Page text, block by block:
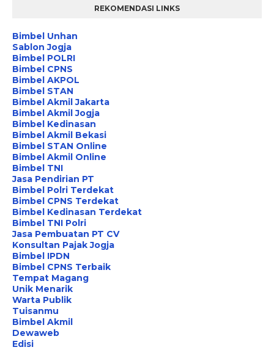
REKOMENDASI LINKS
Bimbel Unhan
Sablon Jogja
Bimbel POLRI
Bimbel CPNS
Bimbel AKPOL
Bimbel STAN
Bimbel Akmil Jakarta
Bimbel Akmil Jogja
Bimbel Kedinasan
Bimbel Akmil Bekasi
Bimbel STAN Online
Bimbel Akmil Online
Bimbel TNI
Jasa Pendirian PT
Bimbel Polri Terdekat
Bimbel CPNS Terdekat
Bimbel Kedinasan Terdekat
Bimbel TNI Polri
Jasa Pembuatan PT CV
Konsultan Pajak Jogja
Bimbel IPDN
Bimbel CPNS Terbaik
Tempat Magang
Unik Menarik
Warta Publik
Tuisanmu
Bimbel Akmil
Dewaweb
Edisi